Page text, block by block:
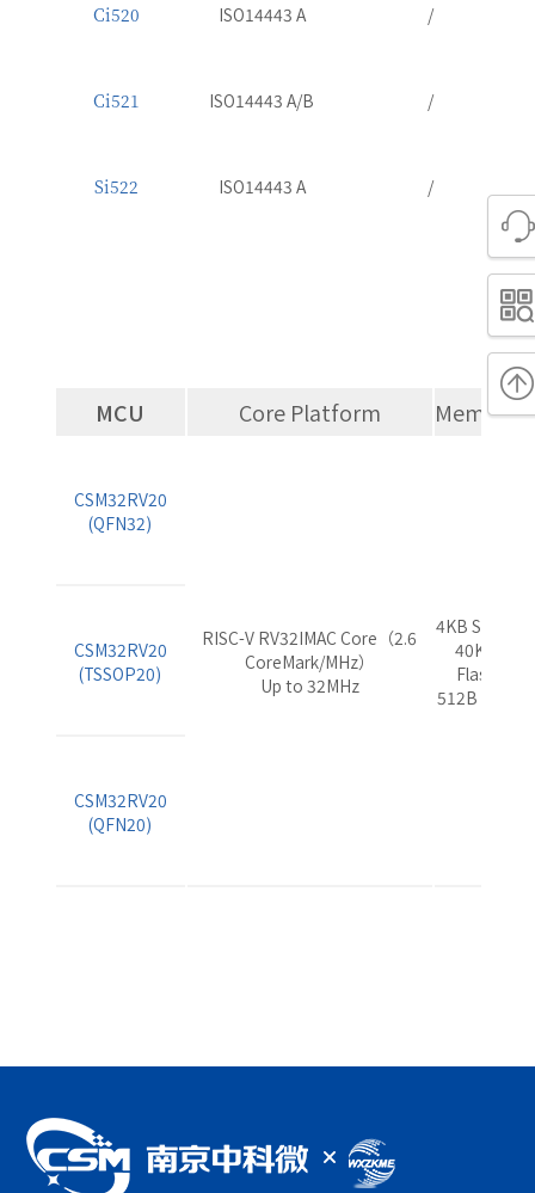
Ci520 ISO14443 A /
Ci521 ISO14443 A/B /
Si522 ISO14443 A /
MCU Core Platform Memory
CSM32RV20
(QFN32)
RISC-V RV32IMAC Core（2.6
CoreMark/MHz）
Up to 32MHz
4KB SRAM
40KB
Flash
512B NVM
CSM32RV20
(TSSOP20)
CSM32RV20
(QFN20)